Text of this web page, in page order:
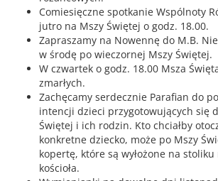
Comiesięczne spotkanie Wspólnoty
jutro na Mszy Świętej o godz. 18.00.
Zapraszamy na Nowennę do M.B.
w środę po wieczornej Mszy Świętej.
W czwartek o godz. 18.00 Msza
zmarłych.
Zachęcamy serdecznie Parafian do
intencji dzieci przygotowujących się
Świętej i ich rodzin. Kto chciałby
konkretne dziecko, może po Mszy
kopertę, które są wyłożone na
kościoła.